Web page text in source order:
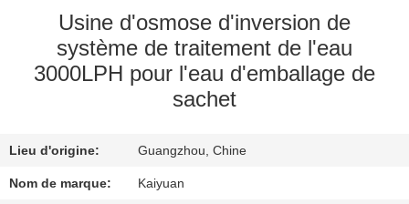
VISITE
D'USINE
QUALITÉ
Usine d'osmose d'inversion de
système de traitement de l'eau
3000LPH pour l'eau d'emballage de
sachet
Lieu d'origine: Guangzhou, Chine
Nom de marque: Kaiyuan